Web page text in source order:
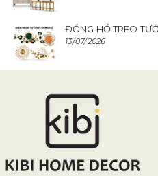
ĐỒNG HỒ TREO
13/07/2026